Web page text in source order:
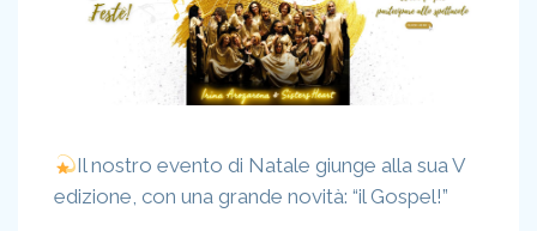
Il nostro evento di Natale giunge alla sua V
edizione, con una grande novità: “il Gospel!”